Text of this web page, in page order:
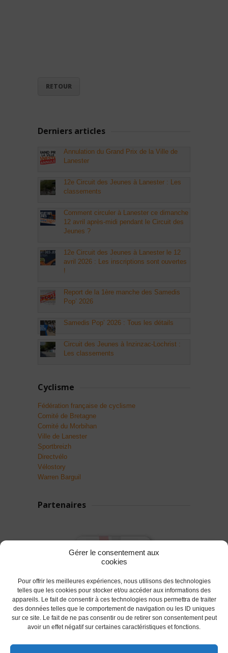
Gérer le consentement aux
cookies
Pour offrir les meilleures expériences, nous utilisons des technologies
telles que les cookies pour stocker et/ou accéder aux informations des
appareils. Le fait de consentir à ces technologies nous permettra de traiter
des données telles que le comportement de navigation ou les ID uniques
sur ce site. Le fait de ne pas consentir ou de retirer son consentement peut
avoir un effet négatif sur certaines caractéristiques et fonctions.
RETOUR
Derniers articles
Annulation du Grand Prix de la Ville de
Lanester
12e Circuit des Jeunes à Lanester : Les
classements
Comment circuler à Lanester ce dimanche
12 avril après-midi pendant le Circuit des
Jeunes ?
12e Circuit des Jeunes à Lanester le 12
avril 2026 : Les inscriptions sont ouvertes
!
Report de la 1ère manche des Samedis
Pop’ 2026
Samedis Pop’ 2026 : Tous les détails
Circuit des Jeunes à Inzinzac-Lochrist :
Les classements
Cyclisme
Fédération française de cyclisme
Comité de Bretagne
Comité du Morbihan
Ville de Lanester
Sportbreizh
Directvélo
Vélostory
Warren Barguil
Partenaires